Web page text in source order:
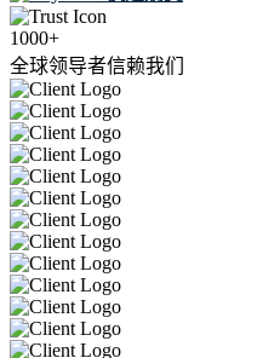
1000+
全球领导者信赖我们